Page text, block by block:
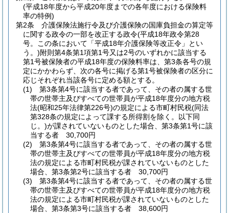
(平成18年度から平成20年度までの各年度における保険料
率の特例)
第2条
介護保険法施行令及び介護保険の国庫負担金の算定等
に関する政令の一部を改正する政令(平成18年政令第28
号。この条において「平成18年介護保険等改正令」とい
う。)附則第4条第1項第1号又は2号のいずれかに該当する
第1号被保険者の平成18年度の保険料率は、第3条各号の規
定にかかわらず、次の各号に掲げる第1号被保険者の区分に
応じそれぞれ当該各号に定める額とする。
(1)
第3条第4号に該当する者であって、その者の属する世
帯の世帯主及びすべての世帯員が平成18年度分の地方税
法(昭和25年法律第226号)の規定による市町村民税(同法
第328条の規定によって課する所得割を除く。以下同
じ。)が課されていないものとした場合、第3条第1号に該
当する者 30,700円
(2)
第3条第4号に該当する者であって、その者の属する世
帯の世帯主及びすべての世帯員が平成18年度分の地方税
法の規定による市町村民税が課されていないものとした
場合、第3条第2号に該当する者 30,700円
(3)
第3条第4号に該当する者であって、その者の属する世
帯の世帯主及びすべての世帯員が平成18年度分の地方税
法の規定による市町村民税が課されていないものとした
場合、第3条第3号に該当する者 38,600円